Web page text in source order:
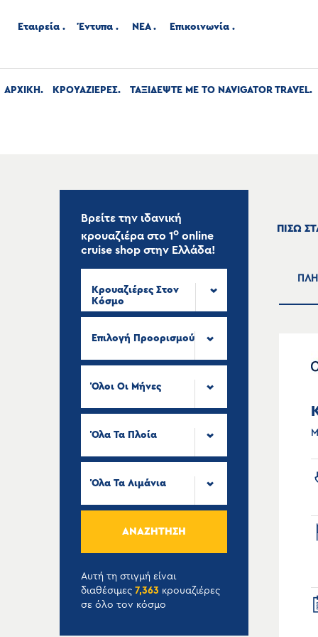
Εταιρεία Έντυπα ΝΕΑ Επικοινωνία
ΑΡΧΙΚΉ ΚΡΟΥΑΖΙΕΡΕΣ ΤΑΞΙΔΕΨΤΕ ΜΕ ΤΟ NAVIGATOR TRAVEL
Βρείτε την ιδανική
κρουαζιέρα στο 1ο online
cruise shop στην Ελλάδα!
Κρουαζιέρες Στον
Κόσμο
Επιλογή Προορισμού
Όλοι Οι Μήνες
Όλα Τα Πλοία
Όλα Τα Λιμάνια
ΑΝΑΖΉΤΗΣΗ
Αυτή τη στιγμή είναι
διαθέσιμες 7,363 κρουαζιέρες
σε όλο τον κόσμο
ΠΙΣΩ